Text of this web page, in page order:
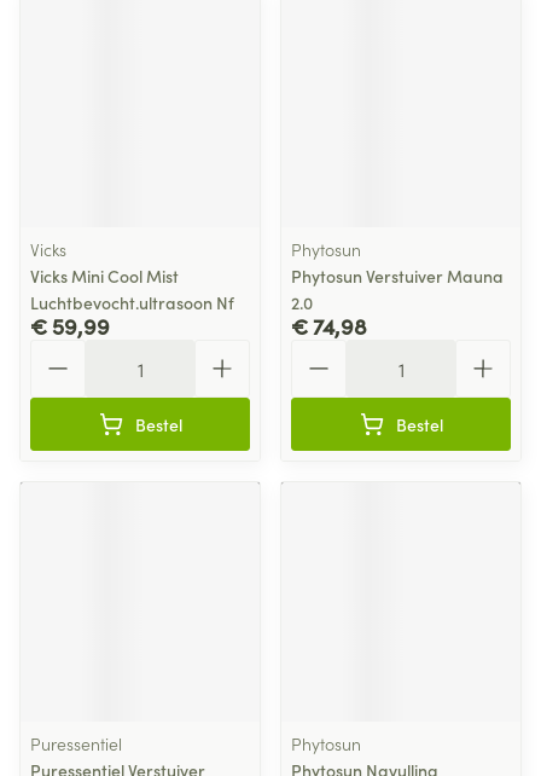
Vicks
Vicks Mini Cool Mist
Luchtbevocht.ultrasoon Nf
€ 59,99
Bestel
Phytosun
Phytosun Verstuiver Mauna
2.0
€ 74,98
Bestel
Puressentiel
Puressentiel Verstuiver
Phytosun
Phytosun Navulling